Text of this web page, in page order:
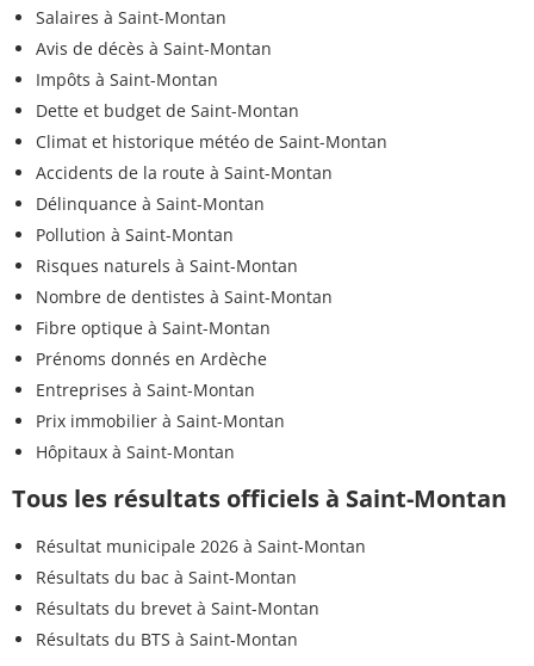
Salaires à Saint-Montan
Avis de décès à Saint-Montan
Impôts à Saint-Montan
Dette et budget de Saint-Montan
Climat et historique météo de Saint-Montan
Accidents de la route à Saint-Montan
Délinquance à Saint-Montan
Pollution à Saint-Montan
Risques naturels à Saint-Montan
Nombre de dentistes à Saint-Montan
Fibre optique à Saint-Montan
Prénoms donnés en Ardèche
Entreprises à Saint-Montan
Prix immobilier à Saint-Montan
Hôpitaux à Saint-Montan
Tous les résultats officiels à Saint-Montan
Résultat municipale 2026 à Saint-Montan
Résultats du bac à Saint-Montan
Résultats du brevet à Saint-Montan
Résultats du BTS à Saint-Montan